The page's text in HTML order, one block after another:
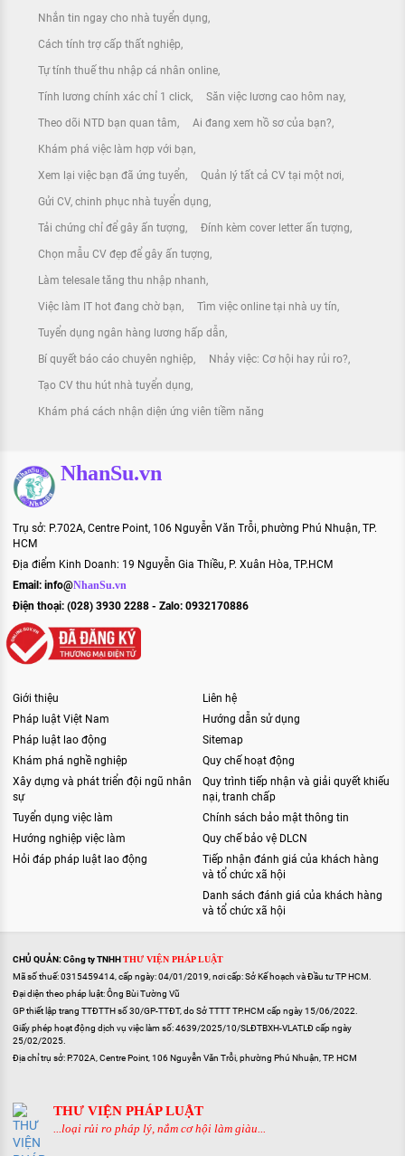
Nhắn tin ngay cho nhà tuyển dụng
Cách tính trợ cấp thất nghiệp
Tự tính thuế thu nhập cá nhân online
Tính lương chính xác chỉ 1 click Săn việc lương cao hôm nay
Theo dõi NTD bạn quan tâm Ai đang xem hồ sơ của bạn?
Khám phá việc làm hợp với bạn
Xem lại việc bạn đã ứng tuyển Quản lý tất cả CV tại một nơi
Gửi CV, chinh phục nhà tuyển dụng
Tải chứng chỉ để gây ấn tượng Đính kèm cover letter ấn tượng
Chọn mẫu CV đẹp để gây ấn tượng
Làm telesale tăng thu nhập nhanh
Việc làm IT hot đang chờ bạn Tìm việc online tại nhà uy tín
Tuyển dụng ngân hàng lương hấp dẫn
Bí quyết báo cáo chuyên nghiệp Nhảy việc: Cơ hội hay rủi ro?
Tạo CV thu hút nhà tuyển dụng
Khám phá cách nhận diện ứng viên tiềm năng
NhanSu.vn
Trụ sở: P.702A, Centre Point, 106 Nguyễn Văn Trỗi, phường Phú Nhuận, TP.
HCM
Địa điểm Kinh Doanh: 19 Nguyễn Gia Thiều, P. Xuân Hòa, TP.HCM
Email: info@NhanSu.vn
Điện thoại: (028) 3930 2288 - Zalo: 0932170886
Giới thiệu
Pháp luật Việt Nam
Pháp luật lao động
Khám phá nghề nghiệp
Xây dựng và phát triển đội ngũ nhân
sự
Tuyển dụng việc làm
Hướng nghiệp việc làm
Hỏi đáp pháp luật lao động
Liên hệ
Hướng dẫn sử dụng
Sitemap
Quy chế hoạt động
Quy trình tiếp nhận và giải quyết khiếu
nại, tranh chấp
Chính sách bảo mật thông tin
Quy chế bảo vệ DLCN
Tiếp nhận đánh giá của khách hàng
và tổ chức xã hội
Danh sách đánh giá của khách hàng
và tổ chức xã hội
CHỦ QUẢN: Công ty TNHHTHƯ VIỆN PHÁP LUẬT
Mã số thuế: 0315459414, cấp ngày: 04/01/2019, nơi cấp: Sở Kế hoạch và Đầu tư TP HCM.
Đại diện theo pháp luật: Ông Bùi Tường Vũ
GP thiết lập trang TTĐTTH số 30/GP-TTĐT, do Sở TTTT TP.HCM cấp ngày 15/06/2022.
Giấy phép hoạt động dịch vụ việc làm số: 4639/2025/10/SLĐTBXH-VLATLĐ cấp ngày
25/02/2025.
Địa chỉ trụ sở: P.702A, Centre Point, 106 Nguyễn Văn Trỗi, phường Phú Nhuận, TP. HCM
THƯ VIỆN PHÁP LUẬT
...loại rủi ro pháp lý, nắm cơ hội làm giàu...